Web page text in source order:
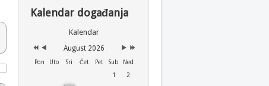
Kalendar događanja
Kalendar
August 2026
Pon Uto Sri Čet Pet Sub
Ned
1
2